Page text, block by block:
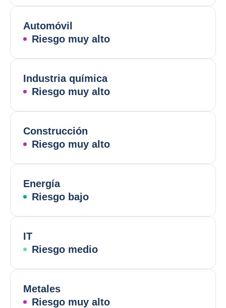
Automóvil
Riesgo muy alto
Industria química
Riesgo muy alto
Construcción
Riesgo muy alto
Energía
Riesgo bajo
IT
Riesgo medio
Metales
Riesgo muy alto